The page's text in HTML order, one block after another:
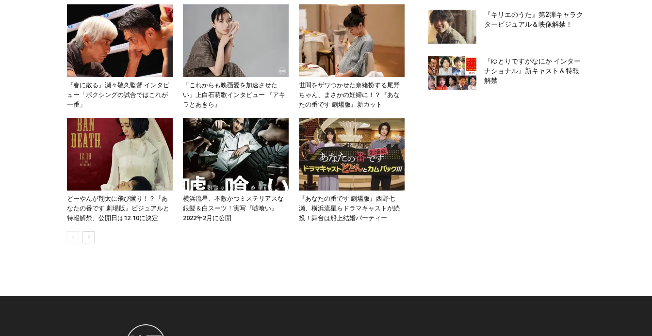
『春に散る』瀬々敬久監督 インタビ
ュー「ボクシングの試合ではこれが
一番」
「これからも映画愛を加速させた
い」上白石萌歌インタビュー 『アキ
ラとあきら』
世間をザワつかせた奈緒扮する尾野
ちゃん、まさかの妊婦に！？『あな
たの番です 劇場版』新カット
どーやんが翔太に飛び蹴り！？『あ
なたの番です 劇場版』ビジュアルと
特報解禁、公開日は12.10に決定
横浜流星、不敵かつミステリアスな
銀髪＆白スーツ！実写『嘘喰い』
2022年2月に公開
『あなたの番です 劇場版』西野七
瀬、横浜流星らドラマキャストが続
投！舞台は船上結婚パーティー
『キリエのうた』第2弾キャラク
タービジュアル＆映像解禁！
『ゆとりですがなにか インター
ナショナル』新キャスト＆特報
解禁